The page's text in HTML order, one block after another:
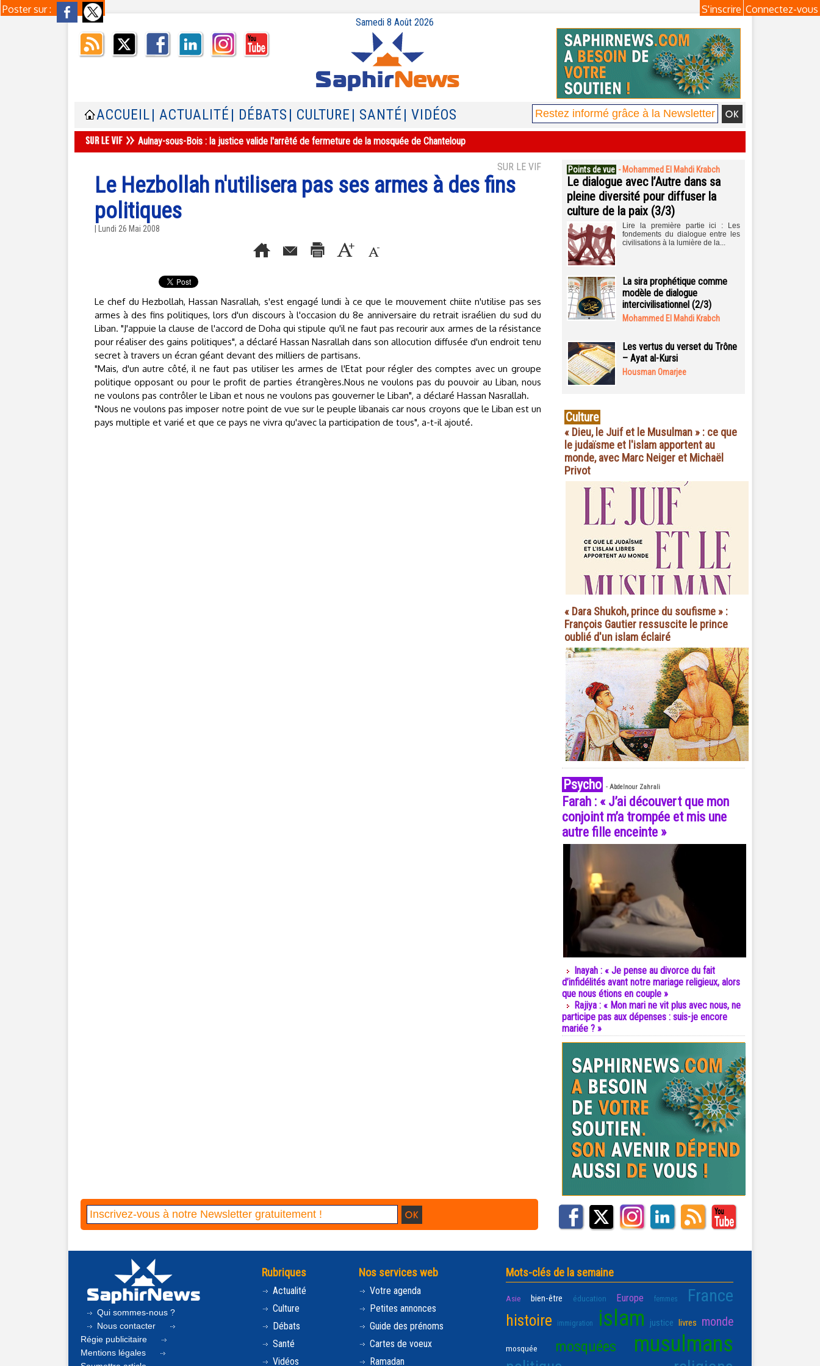
Poster sur : Connectez-vous
S'inscrire
Samedi 8 Août 2026
ACCUEIL | ACTUALITÉ | DÉBATS | CULTURE | SANTÉ | VIDÉOS
Aulnay-sous-Bois : la justice valide l'arrêté de fermeture de la mosquée de Chanteloup
SUR LE VIF
Le Hezbollah n'utilisera pas ses armes à des fins
politiques
| Lundi 26 Mai 2008
Le chef du Hezbollah, Hassan Nasrallah, s'est engagé lundi à ce que le mouvement chiite n'utilise pas ses
armes à des fins politiques, lors d'un discours à l'occasion du 8e anniversaire du retrait israélien du sud du
Liban. "J'appuie la clause de l'accord de Doha qui stipule qu'il ne faut pas recourir aux armes de la résistance
pour réaliser des gains politiques", a déclaré Hassan Nasrallah dans son allocution diffusée d'un endroit tenu
secret à travers un écran géant devant des milliers de partisans.
"Mais, d'un autre côté, il ne faut pas utiliser les armes de l'Etat pour régler des comptes avec un groupe
politique opposant ou pour le profit de parties étrangères.Nous ne voulons pas du pouvoir au Liban, nous
ne voulons pas contrôler le Liban et nous ne voulons pas gouverner le Liban", a déclaré Hassan Nasrallah.
"Nous ne voulons pas imposer notre point de vue sur le peuple libanais car nous croyons que le Liban est un
pays multiple et varié et que ce pays ne vivra qu'avec la participation de tous", a-t-il ajouté.
Points de vue - Mohammed El Mahdi Krabch
Le dialogue avec l’Autre dans sa
pleine diversité pour diffuser la
culture de la paix (3/3)
Lire la première partie ici : Les
fondements du dialogue entre les
civilisations à la lumière de la...
La sira prophétique comme
modèle de dialogue
intercivilisationnel (2/3)
Mohammed El Mahdi Krabch
Les vertus du verset du Trône
– Ayat al-Kursi
Housman Omarjee
Culture
« Dieu, le Juif et le Musulman » : ce que
le judaïsme et l'islam apportent au
monde, avec Marc Neiger et Michaël
Privot
« Dara Shukoh, prince du soufisme » :
François Gautier ressuscite le prince
oublié d'un islam éclairé
Psycho - Abdelnour Zahrali
Farah : « J’ai découvert que mon
conjoint m’a trompée et mis une
autre fille enceinte »
Inayah : « Je pense au divorce du fait
d’infidélités avant notre mariage religieux, alors
que nous étions en couple »
Rajiya : « Mon mari ne vit plus avec nous, ne
participe pas aux dépenses : suis-je encore
mariée ? »
Qui sommes-nous ?
Nous contacter
Régie publicitaire
Mentions légales
Rubriques
Actualité
Culture
Débats
Santé
Vidéos
Nos services web
Votre agenda
Petites annonces
Guide des prénoms
Cartes de voeux
Ramadan
Mots-clés de la semaine
Asie bien-être éducation Europe femmes France
histoire immigration islam justice livres monde
mosquée mosquées musulmans